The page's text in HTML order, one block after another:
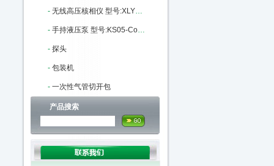
- 无线高压核相仪 型号:XLYF-GH-6603库号：M341389
- 手持液压泵 型号:KS05-ConST131库号：M404593
- 探头
- 包装机
- 一次性气管切开包
产品搜索